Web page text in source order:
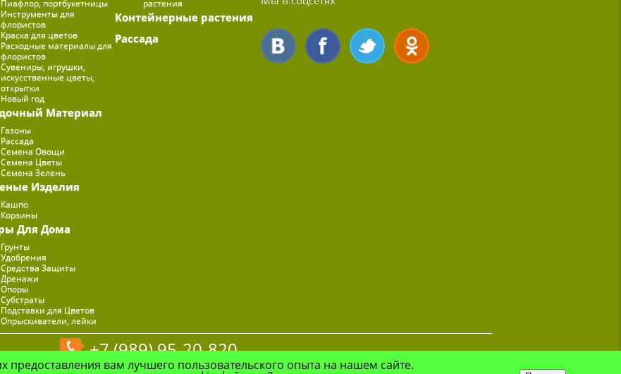
Пиафлор, портбукетницы
Инструменты для
флористов
Краска для цветов
Расходные материалы для
флористов
Сувениры, игрушки,
искусственные цветы,
открытки
Новый год
Материал
Газоны
Рассада
Семена Овощи
Семена Цветы
Семена Зелень
Изделия
Кашпо
Корзины
Для Дома
Грунты
Удобрения
Средства Защиты
Дренажи
Опоры
Субстраты
Подставки для Цветов
Опрыскиватели, лейки
растения
Контейнерные растения
Рассада
+7 (989) 95-20-820
© Цветочная Компания "Флоранж", 2026
предоставления вам лучшего пользовательского опыта на нашем сайте.